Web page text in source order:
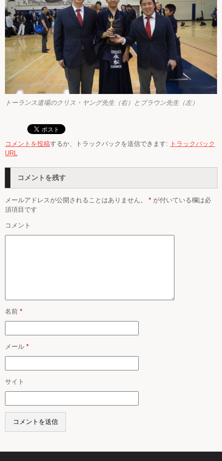
トーランス道場のクリス・ヤング先生（右）とブラウン先生（左）
コメントを投稿するか、トラックバックを送信できます: トラックバック
URL
コメントを残す
メールアドレスが公開されることはありません。 * が付いている欄は必
須項目です
コメント
名前 *
メール *
サイト